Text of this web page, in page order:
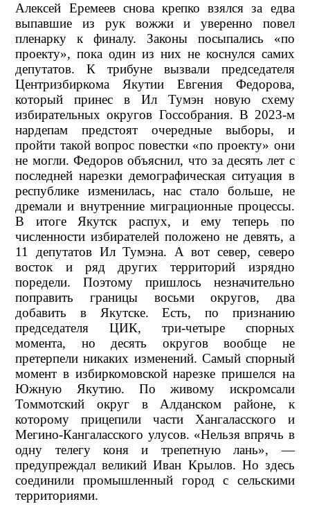
Алексей Еремеев снова крепко взялся за едва
выпавшие из рук вожжи и уверенно повел
пленарку к финалу. Законы посыпались «по
проекту», пока один из них не коснулся самих
депутатов. К трибуне вызвали председателя
Центризбиркома Якутии Евгения Федорова,
который принес в Ил Тумэн новую схему
избирательных округов Госсобрания. В 2023-м
нардепам предстоят очередные выборы, и
пройти такой вопрос повестки «по проекту» они
не могли. Федоров объяснил, что за десять лет с
последней нарезки демографическая ситуация в
республике изменилась, нас стало больше, не
дремали и внутренние миграционные процессы.
В итоге Якутск распух, и ему теперь по
численности избирателей положено не девять, а
11 депутатов Ил Тумэна. А вот север, северо
восток и ряд других территорий изрядно
поредели. Поэтому пришлось незначительно
поправить границы восьми округов, два
добавить в Якутске. Есть, по признанию
председателя ЦИК, три-четыре спорных
момента, но десять округов вообще не
претерпели никаких изменений. Самый спорный
момент в избиркомовской нарезке пришелся на
Южную Якутию. По живому искромсали
Томмотский округ в Алданском районе, к
которому прицепили части Хангаласского и
Мегино-Кангаласского улусов. «Нельзя впрячь в
одну телегу коня и трепетную лань», —
предупреждал великий Иван Крылов. Но здесь
соединили промышленный город с сельскими
территориями.